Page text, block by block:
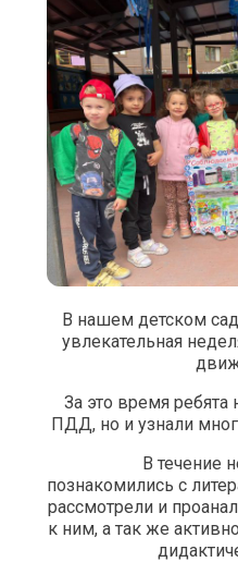
В нашем детском
увлекательная
За это время
ПДД, но и узнали
В течение
познакомились с
рассмотрели и
к ним, а так же